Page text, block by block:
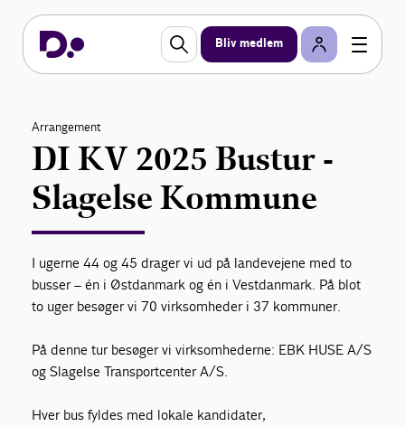
Bliv medlem
Arrangement
DI KV 2025 Bustur -
Slagelse Kommune
I ugerne 44 og 45 drager vi ud på landevejene med to
busser – én i Østdanmark og én i Vestdanmark. På blot
to uger besøger vi 70 virksomheder i 37 kommuner.
På denne tur besøger vi virksomhederne: EBK HUSE A/S
og Slagelse Transportcenter A/S.
Hver bus fyldes med lokale kandidater,